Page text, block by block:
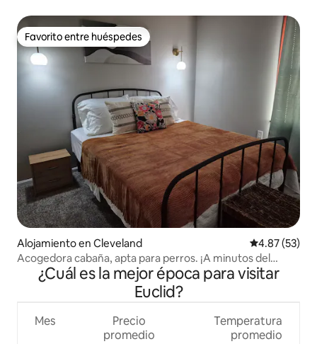
Favorito entre huéspedes
Favorito entre huéspedes
Alojamiento en Cleveland Calificación
4.87 (53)
Acogedora cabaña, apta para perros. ¡A minutos del
centro de la ciudad!
¿Cuál es la mejor época para visitar
Euclid?
Mes
Precio
promedio
Temperatura
promedio